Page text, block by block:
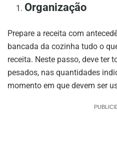
Organização
Prepare a receita com
bancada da cozinha tudo o
receita. Neste passo, deve ter
pesados, nas quantidades
momento em que devem ser